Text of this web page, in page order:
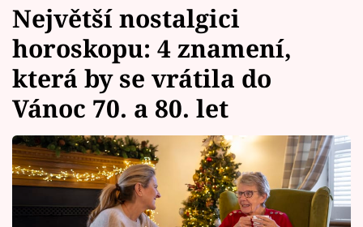
Témata
Celebrity
Vztahy
Seriály
Horoskopy
Největší nostalgici
horoskopu: 4 znamení,
která by se vrátila do
Vánoc 70. a 80. let